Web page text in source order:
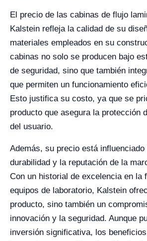
El precio de las cabinas de flujo
Kalstein refleja la calidad de su
materiales empleados en su
cabinas no solo se producen bajo
de seguridad, sino que también
que permiten un funcionamiento
Esto justifica su costo, ya que se
producto que asegura la protección
del usuario.
Además, su precio está influenciado
durabilidad y la reputación de la
Con un historial de excelencia en la
equipos de laboratorio, Kalstein
producto, sino también un
innovación y la seguridad. Aunque
inversión significativa, los